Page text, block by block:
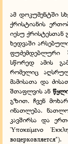
ამ დოკუმენტში
ქრისტიანის
იესუ ქრისტესთან
ხედვაში
ფუძემდებლური
სწორედ ამის
რომელიც
მამისათა და
შთაფლვის ან
გზით. ჩვენ
ინათლება.
კავშირსა და
ὙποκείμενοἘ
воцерковляется").